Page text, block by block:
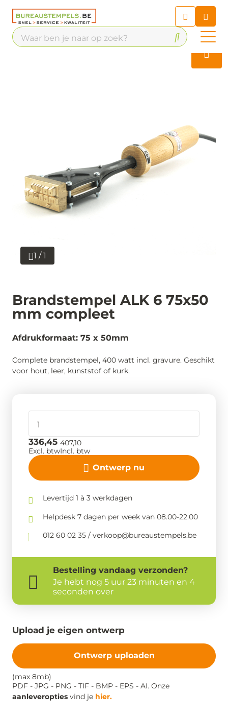
Chat 24/7 met onze chatbot
voor hulp
Contact
1 / 1
Brandstempel ALK 6 75x50
mm compleet
Afdrukformaat: 75 x 50mm
Complete brandstempel, 400 watt incl. gravure. Geschikt
voor hout, leer, kunststof of kurk.
Ontwerp nu
336,45
Excl. btw
407,10
Incl. btw
Levertijd 1 à 3 werkdagen
Helpdesk 7 dagen per week van 08.00-22.00
012 60 02 35 / verkoop@bureaustempels.be
Bestelling vandaag verzonden?
Je hebt nog 5 uur 23 minuten en 3
seconden over
Upload je eigen ontwerp
Ontwerp uploaden
(max 8mb)
PDF - JPG - PNG - TIF - BMP - EPS - AI. Onze
aanleveropties vind je hier.